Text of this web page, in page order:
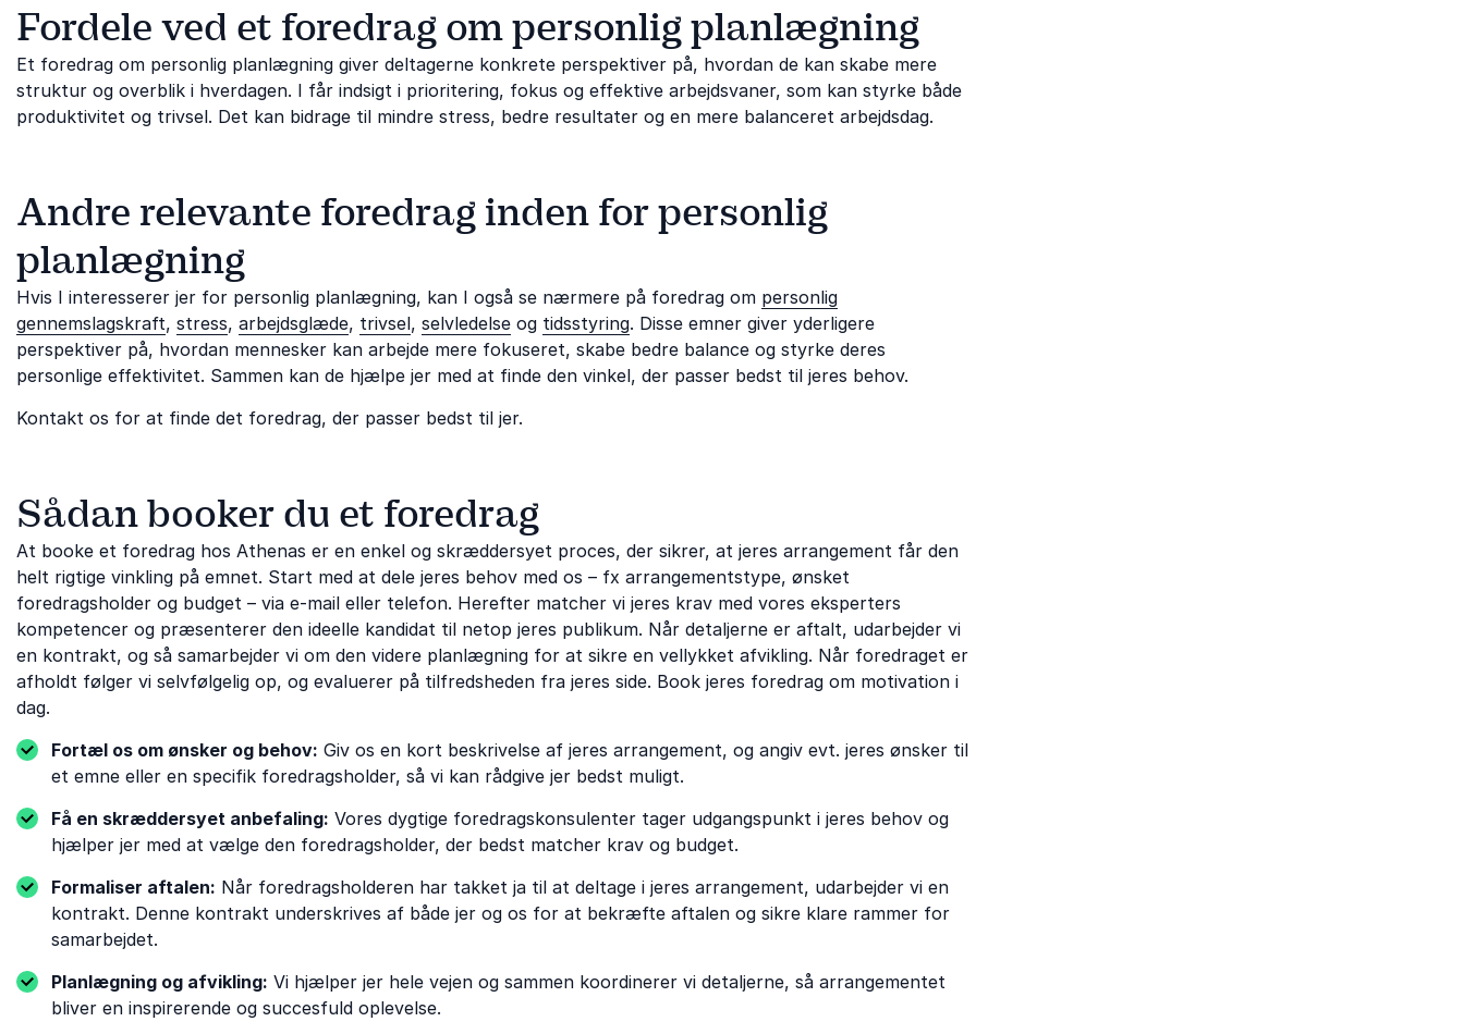
Fordele ved et foredrag om personlig planlægning
Et foredrag om personlig planlægning giver deltagerne konkrete perspektiver på, hvordan de kan skabe mere
struktur og overblik i hverdagen. I får indsigt i prioritering, fokus og effektive arbejdsvaner, som kan styrke både
produktivitet og trivsel. Det kan bidrage til mindre stress, bedre resultater og en mere balanceret arbejdsdag.
Andre relevante foredrag inden for personlig
planlægning
Hvis I interesserer jer for personlig planlægning, kan I også se nærmere på foredrag om personlig
gennemslagskraft, stress, arbejdsglæde, trivsel, selvledelse og tidsstyring. Disse emner giver yderligere
perspektiver på, hvordan mennesker kan arbejde mere fokuseret, skabe bedre balance og styrke deres
personlige effektivitet. Sammen kan de hjælpe jer med at finde den vinkel, der passer bedst til jeres behov.
Kontakt os for at finde det foredrag, der passer bedst til jer.
Sådan booker du et foredrag
At booke et foredrag hos Athenas er en enkel og skræddersyet proces, der sikrer, at jeres arrangement får den
helt rigtige vinkling på emnet. Start med at dele jeres behov med os – fx arrangementstype, ønsket
foredragsholder og budget – via e-mail eller telefon. Herefter matcher vi jeres krav med vores eksperters
kompetencer og præsenterer den ideelle kandidat til netop jeres publikum. Når detaljerne er aftalt, udarbejder vi
en kontrakt, og så samarbejder vi om den videre planlægning for at sikre en vellykket afvikling. Når foredraget er
afholdt følger vi selvfølgelig op, og evaluerer på tilfredsheden fra jeres side. Book jeres foredrag om motivation i
dag.
Fortæl os om ønsker og behov: Giv os en kort beskrivelse af jeres arrangement, og angiv evt. jeres ønsker til
et emne eller en specifik foredragsholder, så vi kan rådgive jer bedst muligt.
Få en skræddersyet anbefaling: Vores dygtige foredragskonsulenter tager udgangspunkt i jeres behov og
hjælper jer med at vælge den foredragsholder, der bedst matcher krav og budget.
Formaliser aftalen: Når foredragsholderen har takket ja til at deltage i jeres arrangement, udarbejder vi en
kontrakt. Denne kontrakt underskrives af både jer og os for at bekræfte aftalen og sikre klare rammer for
samarbejdet.
Planlægning og afvikling: Vi hjælper jer hele vejen og sammen koordinerer vi detaljerne, så arrangementet
bliver en inspirerende og succesfuld oplevelse.